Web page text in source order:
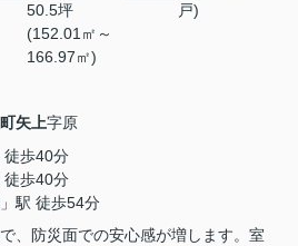
50.5坪
(152.01㎡～
166.97㎡)
戸)
矢上字原
徒歩40分
徒歩40分
」駅 徒歩54分
、防災面での安心感が増します。室